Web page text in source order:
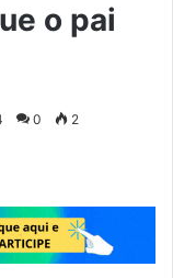
o pai
0 2